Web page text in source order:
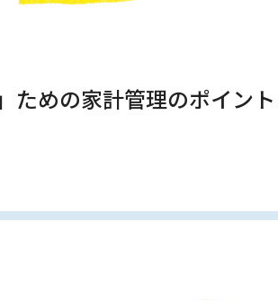
ための家計管理のポイン